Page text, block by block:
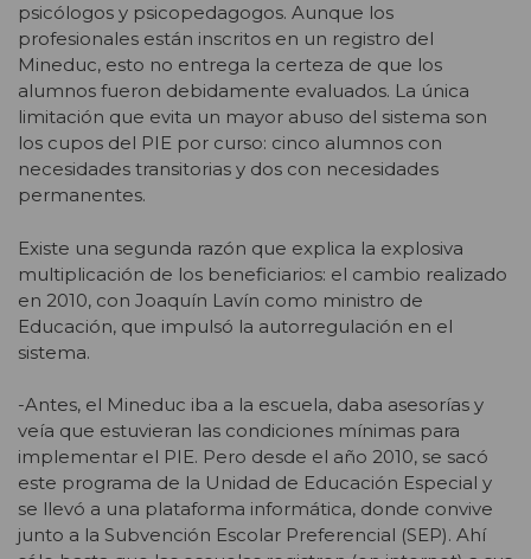
psicólogos y psicopedagogos. Aunque los
profesionales están inscritos en un registro del
Mineduc, esto no entrega la certeza de que los
alumnos fueron debidamente evaluados. La única
limitación que evita un mayor abuso del sistema son
los cupos del PIE por curso: cinco alumnos con
necesidades transitorias y dos con necesidades
permanentes.
Existe una segunda razón que explica la explosiva
multiplicación de los beneficiarios: el cambio realizado
en 2010, con Joaquín Lavín como ministro de
Educación, que impulsó la autorregulación en el
sistema.
-Antes, el Mineduc iba a la escuela, daba asesorías y
veía que estuvieran las condiciones mínimas para
implementar el PIE. Pero desde el año 2010, se sacó
este programa de la Unidad de Educación Especial y
se llevó a una plataforma informática, donde convive
junto a la Subvención Escolar Preferencial (SEP). Ahí